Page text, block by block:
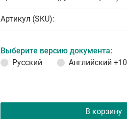
Артикул (SKU):
Выберите версию документа:
Русский
Английский
В корзину